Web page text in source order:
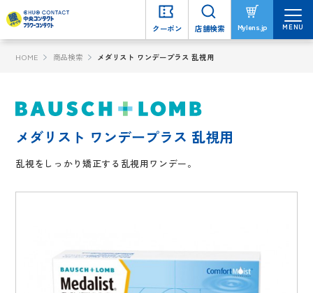
クーポン 店舗検索 Mylens.jp MENU
HOME 商品検索 メダリスト ワンデープラス 乱視用
メダリスト ワンデープラス 乱視用
乱視をしっかり矯正する乱視用ワンデー。
クーポン 店舗検索 Mylens.jp MENU